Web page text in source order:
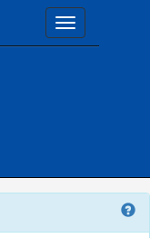
Toggle